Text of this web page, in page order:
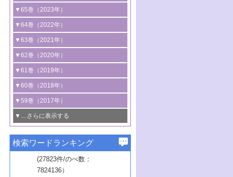
触媒開発
3号 有機分子変換やCO 資源化のための
光触媒に関する最近の研究
B号 第137回触媒討論会（2026年）
ーンケミカル製造
2号 水素製造のための水分解技術に関す
る最近の研究
3号 オレフィン系樹脂の精密合成に関す
る最新技術
4号 アルコール類の効率的変換を実現す
る非貴金属触媒の研究動向
5号 ゼオライトの合成と応用における研
究動向
6号 ヘテロ接合界面
B号 第135回触媒討論会（2025年）
1号 低次元ナノ構造を有する触媒材料
2号 規制反応場を活用した固体触媒研究
の新展開
3号 未踏分子変換を目指した酸化触媒プ
ロセスの最前線
4号 シンクロトロン放射光および中性子
線を利用した触媒解析技術の最先端
5号 単原子触媒
6号 参照触媒委員会からのお知らせ
B号 第133回触媒討論会（2023年）
▼65巻（2023年）
1号 炭素が関わる触媒機能
2号 プラスチックケミカルリサイクルの
ための触媒技術
3号 非酸化物系金属化合物を基盤とした
触媒材料の開発
4号 格子酸素・格子酸素欠陥を利用した
触媒反応
5号 生体触媒によるエネルギー変換反応
6号 窒素とリンの循環のための触媒・機
能性材料
▼64巻（2022年）
1号 合成ガス製造とCOを用いるケミカル
ズ合成の最新動向
2号 化学品合成のための合金触媒開発
3号 CO の排出削減および有効活用のた
めの触媒技術
4号 若手による情報発信企画～とびたて
若き触媒の研究者たち～（1）
若き触媒の研究者たち～（2）
6号 石油のノーブル・ユースを志向した
触媒技術
▼63巻（2021年）
1号 金触媒の新展開
2号 ペロブスカイト
3号 特殊反応場を利用した触媒的分子変
換反応
4号 多孔質材料を用いた触媒の新展開
5号 情報学的手法を用いた触媒開発
6号 カーボンニュートラルに向けた電解
技術
B号 第127回触媒討論会（2021年・オン
ライン開催(Zoom)のみ）
▼62巻（2020年）
1号 触媒設計を拓く欠陥構造のキャラク
タリゼーション
2号 機能化学品製造に資するクリーンな
触媒的酸化反応
3号 水処理のための触媒化学
4号 光触媒を用いた水分解の最新の研究
動向
5号 次世代の触媒プロセスを支えるマイ
▼61巻（2019年）
1号 物質移動制御に着目した触媒プロセ
ス開発
2号 CO2 フリー水素サプライチェーンに
関わる触媒開発動向
3号 精密高分子合成に関する最近の研究
動向
4号 バイオマス化成品製造のための触媒
▼60巻（2018年）
1号 固体酸触媒の最新の研究動向
2号 二酸化炭素からの有用化学品合成
3号 ナノ粒子・クラスター触媒の最前線
4号 60周年記念企画
5号 進化するゼオライト合成技術
6号 非貴金属系触媒における電気化学的
▼59巻（2017年）
1号 いたるところに，触媒
最先端技術
3号 無機分離膜材料の開発と触媒反応プ
ロセスへの適用
▼…さらに表示する
1号 ユニークな構造の高分子を生み出す触
2号 リグニンからの化成品製造に向けた触
▼57巻（2015年）
1号 水素キャリアにかかわる触媒技術の新
▼56巻（2014年）
検索ワードランキング
(27823件/のべ数：
7824136）